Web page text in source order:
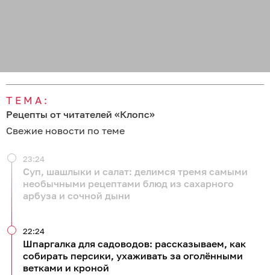
ТЕМА:
Рецепты от читателей «Клопс»
Свежие новости по теме
Суп, шашлыки и салат: делимся тремя самыми
необычными рецептами блюд из сахарного
арбуза и сочной дыни
23:24
Шпаргалка для садоводов: рассказываем, как
собирать персики, ухаживать за оголёнными
ветками и кроной
22:24